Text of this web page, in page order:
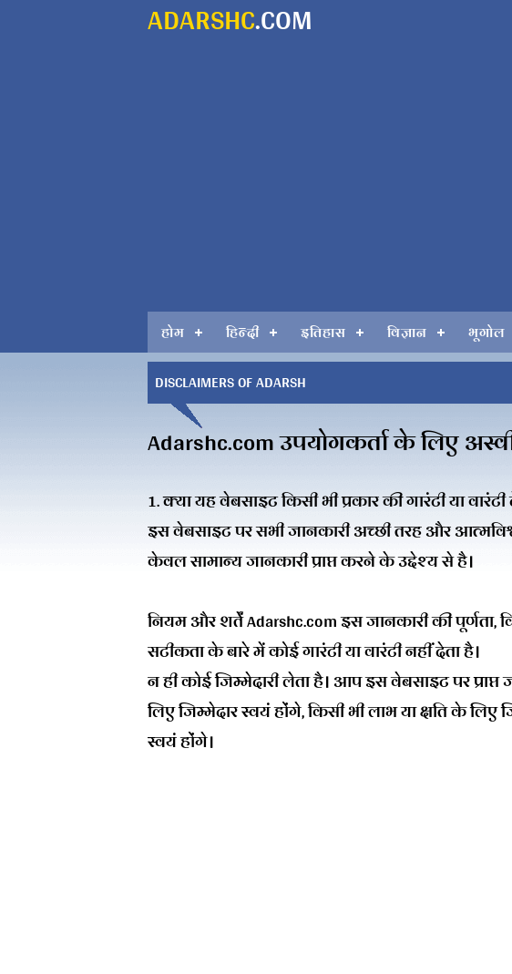
ADARSHC.COM
होम हिन्दी इतिहास विज्ञान भूगोल
DISCLAIMERS OF ADARSH
Adarshc.com उपयोगकर्ता के लिए
1. क्या यह वेबसाइट किसी भी प्रकार की गारंटी या वारंटी
इस वेबसाइट पर सभी जानकारी अच्छी तरह और
केवल सामान्य जानकारी प्राप्त करने के उद्देश्य से है।
नियम और शर्तें Adarshc.com इस जानकारी की पूर्णता,
सटीकता के बारे में कोई गारंटी या वारंटी नहीं देता है।
न ही कोई जिम्मेदारी लेता है। आप इस वेबसाइट पर
लिए जिम्मेदार स्वयं होंगे, किसी भी लाभ या क्षति के लिए
स्वयं होंगे।